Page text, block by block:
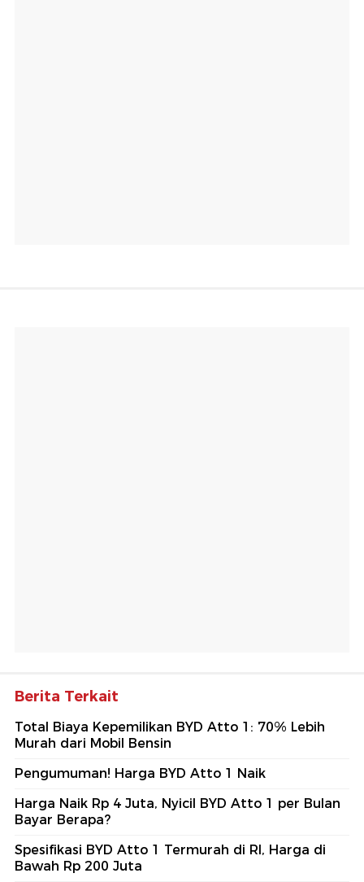
Berita Terkait
Total Biaya Kepemilikan BYD Atto 1: 70% Lebih
Murah dari Mobil Bensin
Pengumuman! Harga BYD Atto 1 Naik
Harga Naik Rp 4 Juta, Nyicil BYD Atto 1 per Bulan
Bayar Berapa?
Spesifikasi BYD Atto 1 Termurah di RI, Harga di
Bawah Rp 200 Juta